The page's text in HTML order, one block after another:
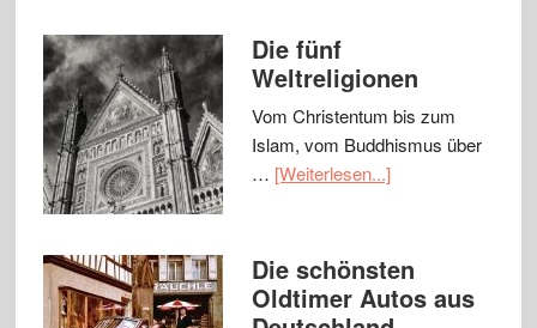
Die fünf
Weltreligionen
Vom Christentum bis zum
Islam, vom Buddhismus über
… [Weiterlesen...]
Die schönsten
Oldtimer Autos aus